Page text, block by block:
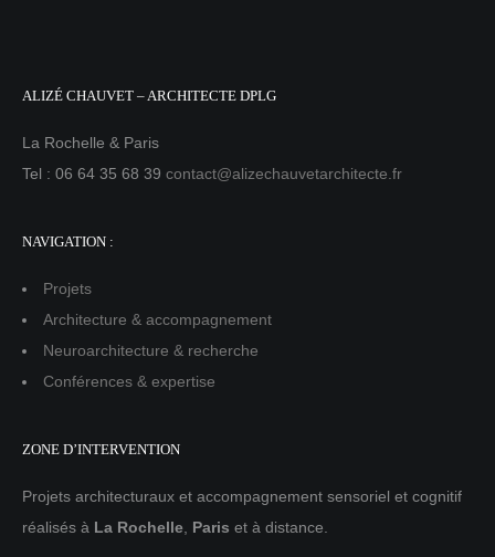
ALIZÉ CHAUVET – ARCHITECTE DPLG
La Rochelle & Paris
Tel : 06 64 35 68 39 contact@alizechauvetarchitecte.fr
NAVIGATION :
Projets
Architecture & accompagnement
Neuroarchitecture & recherche
Conférences & expertise
ZONE D’INTERVENTION
Projets architecturaux et accompagnement sensoriel et cognitif
réalisés à La Rochelle Paris et à distance.